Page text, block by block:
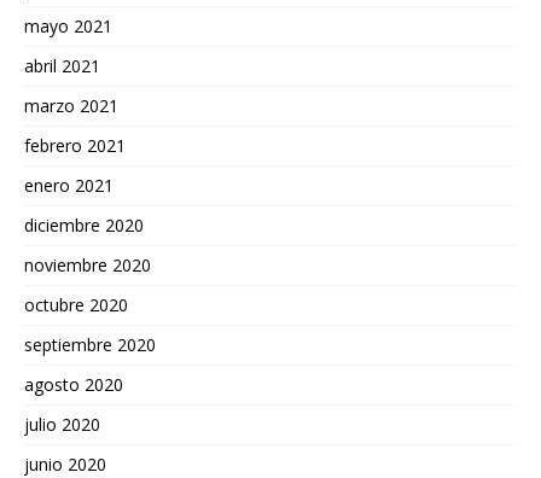
mayo 2021
abril 2021
marzo 2021
febrero 2021
enero 2021
diciembre 2020
noviembre 2020
octubre 2020
septiembre 2020
agosto 2020
julio 2020
junio 2020